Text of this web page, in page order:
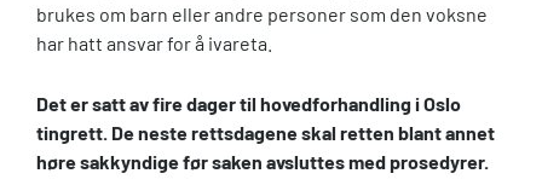
brukes om barn eller andre personer som den voksne
har hatt ansvar for å ivareta.
Det er satt av fire dager til hovedforhandling i Oslo
tingrett. De neste rettsdagene skal retten blant annet
høre sakkyndige før saken avsluttes med prosedyrer.